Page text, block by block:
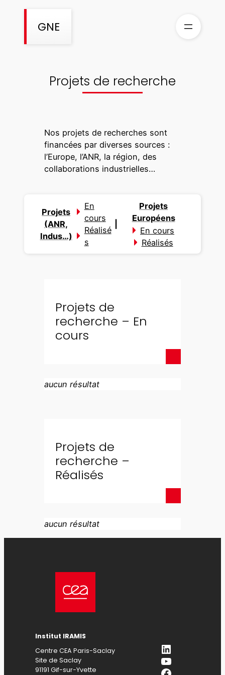
GNE
Projets de recherche
Nos projets de recherches sont
financées par diverses sources :
l’Europe, l’ANR, la région, des
collaborations industrielles…
Projets
(ANR,
Indus…)
En
cours
Réalisé
s
Projets
Européens
En cours
Réalisés
Projets de
recherche – En
cours
aucun résultat
Projets de
recherche –
Réalisés
aucun résultat
Institut IRAMIS
Centre CEA Paris-Saclay
Site de Saclay
91191 Gif-sur-Yvette
LinkedIn
YouTube